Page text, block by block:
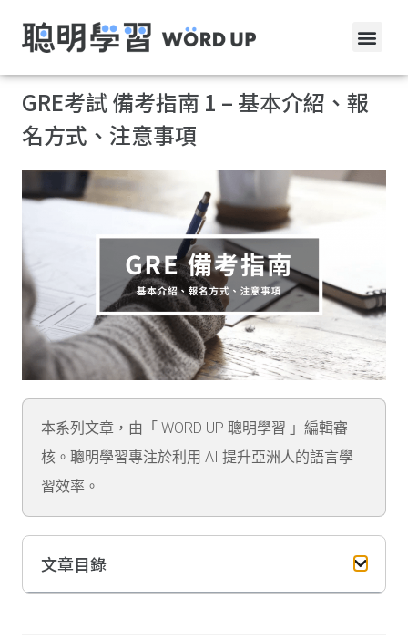
GRE考試 備考指南 1 – 基本介紹、報
名方式、注意事項
本系列文章，由「 WORD UP 聰明學習 」編輯審
核。聰明學習專注於利用 AI 提升亞洲人的語言學
習效率。
文章目錄